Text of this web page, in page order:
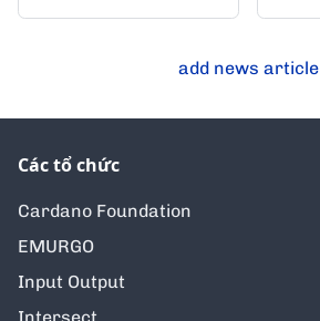
add news article
Các tổ chức
Cardano Foundation
EMURGO
Input Output